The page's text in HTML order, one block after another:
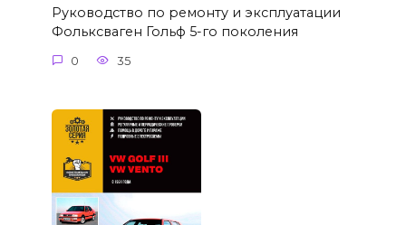
Руководство по ремонту и эксплуатации
Фольксваген Гольф 5-го поколения
0 35